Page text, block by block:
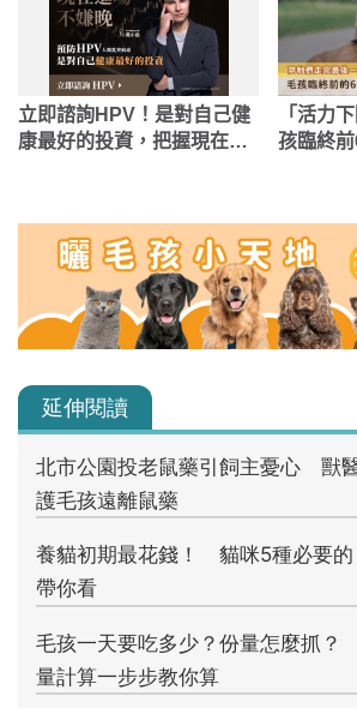
立即諮詢HPV！是對自己健
康最好的投資，把握現在不
「活力
孩臨終